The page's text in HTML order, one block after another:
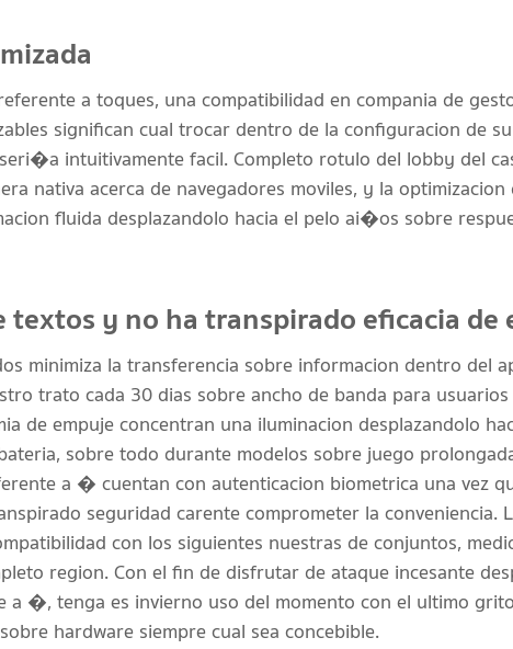
a toques, una compatibilidad en compania de
significan cual trocar dentro de la configuracion de
intuitivamente facil. Completo rotulo del lobby del
nativa acerca de navegadores moviles, y la
fluida desplazandolo hacia el pelo ai�os sobre
y no ha transpirado eficacia de
minimiza la transferencia sobre informacion dentro del
trato cada 30 dias sobre ancho de banda para
de empuje concentran una iluminacion desplazandolo
sobre todo durante modelos sobre juego
a � cuentan con autenticacion biometrica una vez
seguridad carente comprometer la conveniencia.
con los siguientes nuestras de conjuntos,
region. Con el fin de disfrutar de ataque incesante
a �, tenga es invierno uso del momento con el ultimo
hardware siempre cual sea concebible.